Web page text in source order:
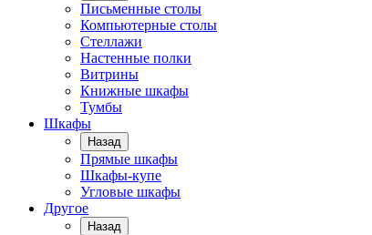
Письменные столы
Компьютерные столы
Стеллажи
Настенные полки
Витрины
Книжные шкафы
Тумбы
Шкафы
Назад
Прямые шкафы
Шкафы-купе
Угловые шкафы
Другое
Назад